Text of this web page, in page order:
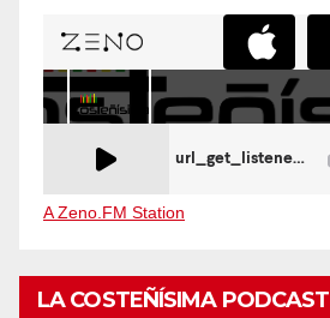
A Zeno.FM Station
LA COSTEÑÍSIMA PODCAST